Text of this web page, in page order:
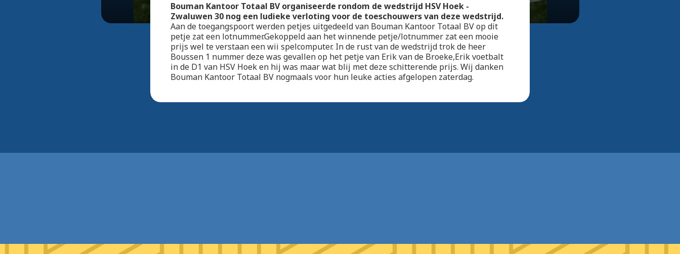
Bouman Kantoor Totaal BV organiseerde rondom de wedstrijd HSV Hoek -
Zwaluwen 30 nog een ludieke verloting voor de toeschouwers van deze wedstrijd.
Aan de toegangspoort werden petjes uitgedeeld van Bouman Kantoor Totaal BV op dit
petje zat een lotnummer.Gekoppeld aan het winnende petje/lotnummer zat een mooie
prijs wel te verstaan een wii spelcomputer. In de rust van de wedstrijd trok de heer
Boussen 1 nummer deze was gevallen op het petje van Erik van de Broeke,Erik voetbalt
in de D1 van HSV Hoek en hij was maar wat blij met deze schitterende prijs. Wij danken
Bouman Kantoor Totaal BV nogmaals voor hun leuke acties afgelopen zaterdag.